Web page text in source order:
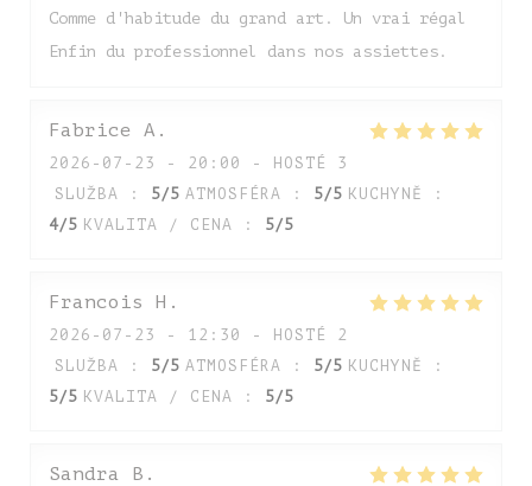
Comme d'habitude du grand art. Un vrai régal
Enfin du professionnel dans nos assiettes.
Fabrice A
2026-07-23
- 20:00 - HOSTÉ 3
SLUŽBA : 5/5 ATMOSFÉRA : 5/5 KUCHYNĚ
:
4/5 KVALITA / CENA : 5/5
Francois H
2026-07-23
- 12:30 - HOSTÉ 2
SLUŽBA : 5/5 ATMOSFÉRA : 5/5 KUCHYNĚ
:
5/5 KVALITA / CENA : 5/5
Sandra B